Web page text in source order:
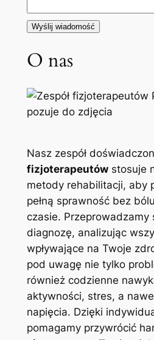
O nas
Nasz zespół
fizjoterapeutówstosuje
metody rehabilitacji, aby
pełną sprawność bez
czasie. Przeprowadzamy
diagnozę, analizując
wpływające na Twoje
pod uwagę nie tylko
również codzienne
aktywności, stres, a
napięcia. Dzięki
pomagamy przywrócić